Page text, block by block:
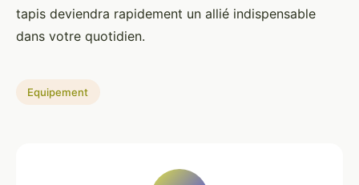
tapis deviendra rapidement un allié indispensable
dans votre quotidien.
Equipement